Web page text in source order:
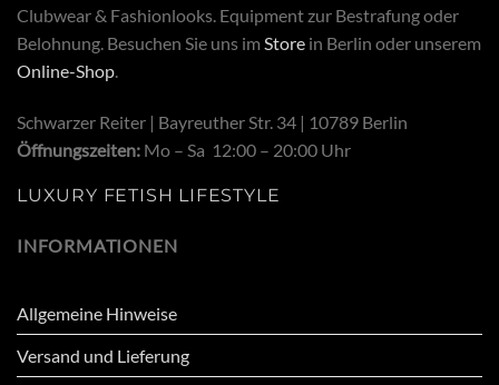
Clubwear & Fashionlooks. Equipment zur Bestrafung oder
Belohnung. Besuchen Sie uns im Store in Berlin oder unserem
Online-Shop.
Schwarzer Reiter | Bayreuther Str. 34 | 10789 Berlin
Öffnungszeiten: Mo – Sa 12:00 – 20:00 Uhr
LUXURY FETISH LIFESTYLE
INFORMATIONEN
Allgemeine Hinweise
Versand und Lieferung